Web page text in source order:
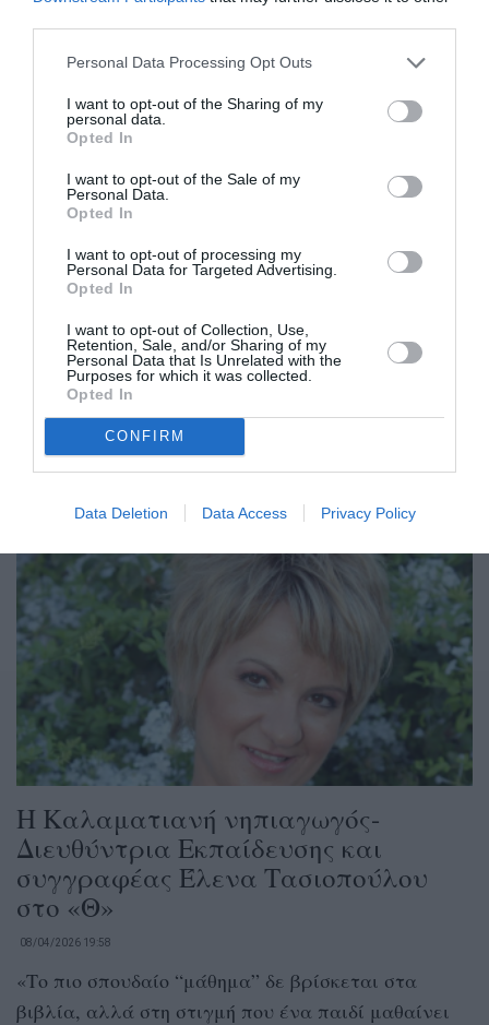
Personal Data Processing Opt Outs
I want to opt-out of the Sharing of my
personal data.
Opted In
I want to opt-out of the Sale of my
Personal Data.
Opted In
I want to opt-out of processing my
Personal Data for Targeted Advertising.
Opted In
I want to opt-out of Collection, Use,
Retention, Sale, and/or Sharing of my
Personal Data that Is Unrelated with the
Purposes for which it was collected.
Opted In
CONFIRM
Data Deletion Data Access Privacy Policy
Palko Gregor l’Ami: Ένας Ολλανδός
για την Καλαμάτα
14/04/2026 19:50
Πρόσφατα παρουσιάσαμε τη νεαρή Γερμανίδα
Miriam Braeuer που ζει μόνιμα πλέον στην περιοχή
μας αφήνοντας την πατρίδα της....
Η Καλαματιανή νηπιαγωγός-
Διευθύντρια Εκπαίδευσης και
συγγραφέας Έλενα Τασιοπούλου
στο «Θ»
08/04/2026 19:58
«Tο πιο σπουδαίο “μάθημα” δε βρίσκεται στα
βιβλία, αλλά στη στιγμή που ένα παιδί μαθαίνει